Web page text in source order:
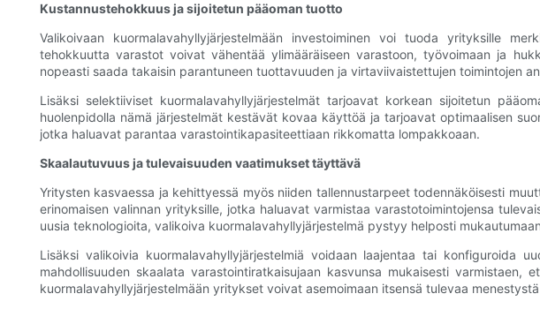
Kustannustehokkuus ja sijoitetun pääoman tuotto
Valikoivaan kuormalavahyllyjärjestelmään investoiminen voi tuoda yrityksille
tehokkuutta varastot voivat vähentää ylimääräiseen varastoon, työvoimaan ja
nopeasti saada takaisin parantuneen tuottavuuden ja virtaviivaistettujen toimintojen
Lisäksi selektiiviset kuormalavahyllyjärjestelmät tarjoavat korkean sijoitetun
huolenpidolla nämä järjestelmät kestävät kovaa käyttöä ja tarjoavat optimaalisen
jotka haluavat parantaa varastointikapasiteettiaan rikkomatta lompakkoaan.
Skaalautuvuus ja tulevaisuuden vaatimukset täyttävä
Yritysten kasvaessa ja kehittyessä myös niiden tallennustarpeet todennäköisesti
erinomaisen valinnan yrityksille, jotka haluavat varmistaa varastotoimintojensa
uusia teknologioita, valikoiva kuormalavahyllyjärjestelmä pystyy helposti
Lisäksi valikoivia kuormalavahyllyjärjestelmiä voidaan laajentaa tai konfiguroida
mahdollisuuden skaalata varastointiratkaisujaan kasvunsa mukaisesti
kuormalavahyllyjärjestelmään yritykset voivat asemoimaan itsensä tulevaa